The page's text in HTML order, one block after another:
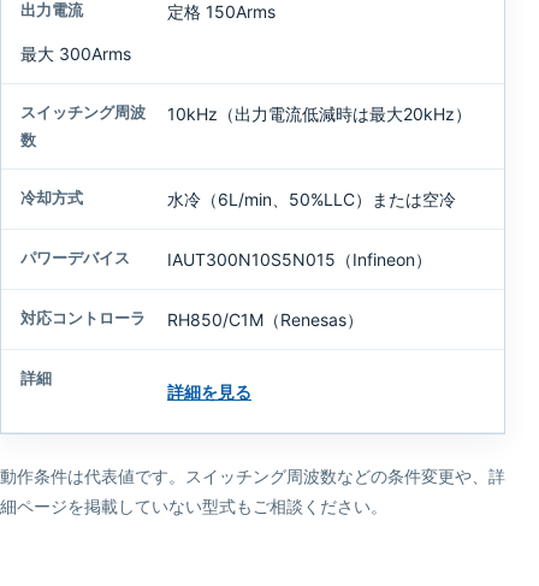
定格 150Arms
最大 300Arms
10kHz（出力電流低減時は最大20kHz）
水冷（6L/min、50%LLC）または空冷
IAUT300N10S5N015（Infineon）
RH850/C1M（Renesas）
詳細を見る
動作条件は代表値です。スイッチング周波数などの条件変更や、詳
細ページを掲載していない型式もご相談ください。